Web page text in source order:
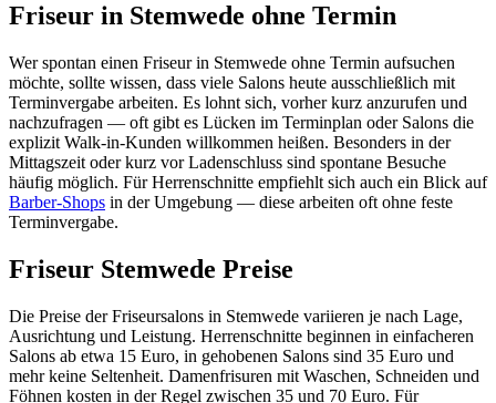
Friseur in Stemwede ohne Termin
Wer spontan einen Friseur in Stemwede ohne Termin aufsuchen
möchte, sollte wissen, dass viele Salons heute ausschließlich mit
Terminvergabe arbeiten. Es lohnt sich, vorher kurz anzurufen und
nachzufragen — oft gibt es Lücken im Terminplan oder Salons die
explizit Walk-in-Kunden willkommen heißen. Besonders in der
Mittagszeit oder kurz vor Ladenschluss sind spontane Besuche
häufig möglich. Für Herrenschnitte empfiehlt sich auch ein Blick auf
Barber-Shops in der Umgebung — diese arbeiten oft ohne feste
Terminvergabe.
Friseur Stemwede Preise
Die Preise der Friseursalons in Stemwede variieren je nach Lage,
Ausrichtung und Leistung. Herrenschnitte beginnen in einfacheren
Salons ab etwa 15 Euro, in gehobenen Salons sind 35 Euro und
mehr keine Seltenheit. Damenfrisuren mit Waschen, Schneiden und
Föhnen kosten in der Regel zwischen 35 und 70 Euro. Für